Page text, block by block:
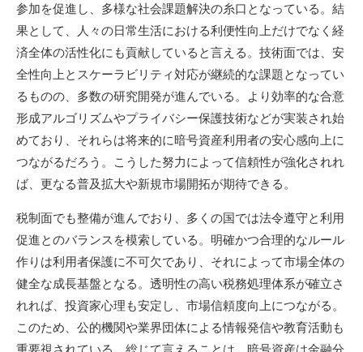
参加を促進し、多様な社会課題解決の糸口となっている。結
果として、人々の日常生活における利便性向上だけでなく経
済全体の活性化にも貢献していると言える。技術面では、安
全性向上とスケーラビリティ対応が継続的な課題となってい
るものの、多数の研究開発が進んでいる。より効率的な合意
形成アルゴリズムやプライバシー保護技術などが実装され始
めており、それらは将来的に暗号資産利用者の安心感向上に
つながるだろう。こうした努力によって信頼性が強化されれ
ば、更なる普及拡大や新規市場開拓が期待できる。
税制面でも整備が進んでおり、多くの国では法令遵守と利用
促進とのバランスを模索している。明確かつ合理的なルール
作りは利用者保護に不可欠であり、それによって市場全体の
健全な成長基盤となる。透明性の高い税務処理体系が確立さ
れれば、投資家心理も安定し、市場信頼度向上につながる。
このため、公的機関や業界団体による情報発信や教育活動も